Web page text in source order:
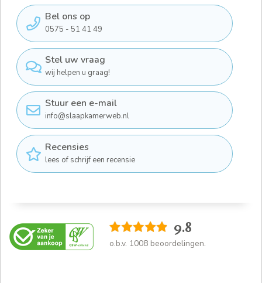
Bel ons op
0575 - 51 41 49
Stel uw vraag
wij helpen u graag!
Stuur een e-mail
info@slaapkamerweb.nl
Recensies
lees of schrijf een recensie
9.8
o.b.v. 1008 beoordelingen.